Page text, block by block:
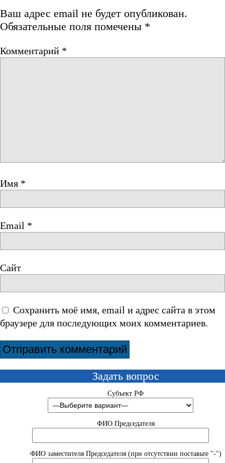
Ваш адрес email не будет опубликован.
Обязательные поля помечены *
Комментарий *
Имя *
Email *
Сайт
Сохранить моё имя, email и адрес сайта в этом
браузере для последующих моих комментариев.
Задать вопрос
Субъект РФ
ФИО Председателя
ФИО заместителя Председателя (при отсутствии поставьте "-")